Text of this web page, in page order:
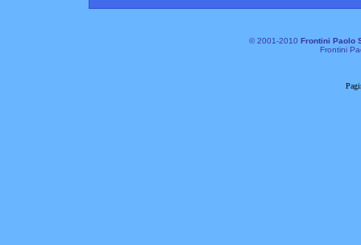
© 2001-2010 Frontini Paolo
Frontini